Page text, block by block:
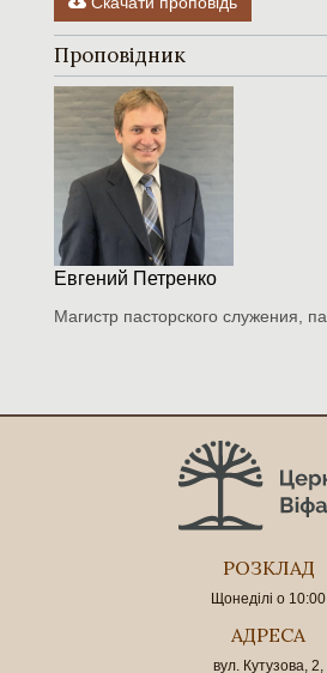
Проповідник
Евгений Петренко
Магистр пасторского служения,
РОЗКЛАД
Щонеділі о 10:00
АДРЕСА
вул. Кутузова, 2,